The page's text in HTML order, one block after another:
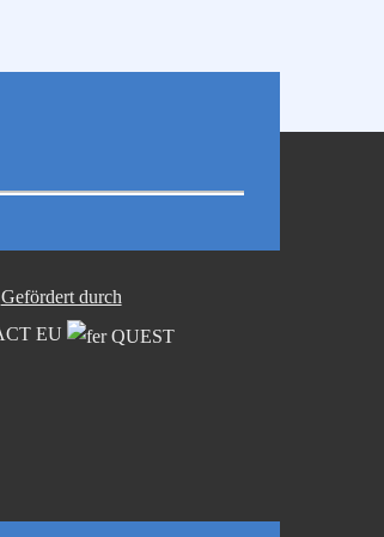
Gefördert durch